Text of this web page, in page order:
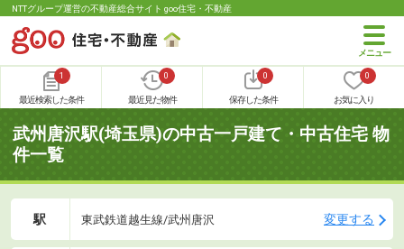
NTTグループ運営の不動産総合サイト goo住宅・不動産
1
最近検索した条件
0
最近見た物件
0
保存した条件
0
お気に入り
武州唐沢駅(埼玉県)の中古一戸建て・中古住宅 物
件一覧
駅 東武鉄道越生線/武州唐沢 変更する